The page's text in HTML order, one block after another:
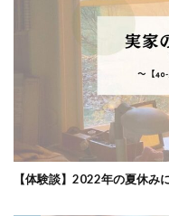
【体験談】2022年の夏休み